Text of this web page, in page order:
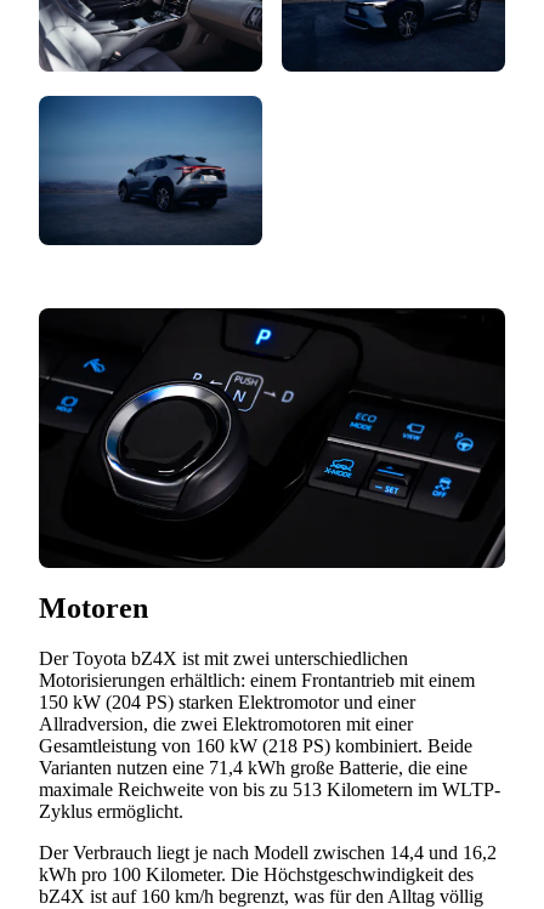
Motoren
Der Toyota bZ4X ist mit zwei unterschiedlichen
Motorisierungen erhältlich: einem Frontantrieb mit einem
150 kW (204 PS) starken Elektromotor und einer
Allradversion, die zwei Elektromotoren mit einer
Gesamtleistung von 160 kW (218 PS) kombiniert. Beide
Varianten nutzen eine 71,4 kWh große Batterie, die eine
maximale Reichweite von bis zu 513 Kilometern im WLTP-
Zyklus ermöglicht.
Der Verbrauch liegt je nach Modell zwischen 14,4 und 16,2
kWh pro 100 Kilometer. Die Höchstgeschwindigkeit des
bZ4X ist auf 160 km/h begrenzt, was für den Alltag völlig